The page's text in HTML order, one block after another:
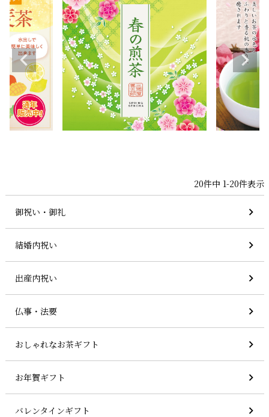
20件中 1-20件表示
御祝い・御礼
結婚内祝い
出産内祝い
仏事・法要
おしゃれなお茶ギフト
お年賀ギフト
バレンタインギフト